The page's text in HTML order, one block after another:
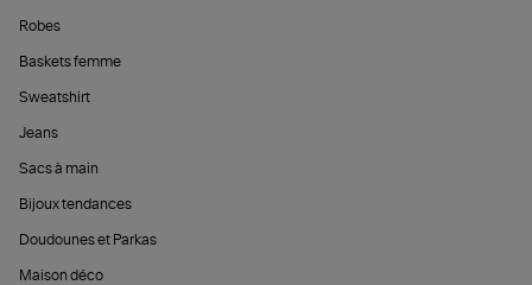
Robes
Baskets femme
Sweatshirt
Jeans
Sacs à main
Bijoux tendances
Doudounes et Parkas
Maison déco